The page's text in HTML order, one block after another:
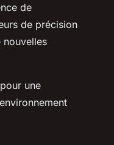
de
de précision
une